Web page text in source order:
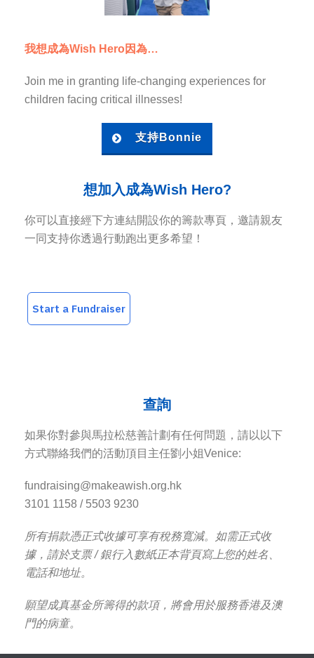
我想成為Wish Hero因為…
Join me in granting life-changing experiences for
children facing critical illnesses!
支持Bonnie
想加入成為Wish Hero?
你可以直接經下方連結開設你的籌款專頁，邀請親友
一同支持你透過行動跑出更多希望！
查詢
如果你對參與馬拉松慈善計劃有任何問題，請以以下
方式聯絡我們的活動頂目主任劉小姐Venice:
fundraising@makeawish.org.hk
3101 1158 / 5503 9230
所有捐款憑正式收據可享有稅務寬減。如需正式收
據，請於支票 / 銀行入數紙正本背頁寫上您的姓名、
電話和地址。
願望成真基金所籌得的款項，將會用於服務香港及澳
門的病童。